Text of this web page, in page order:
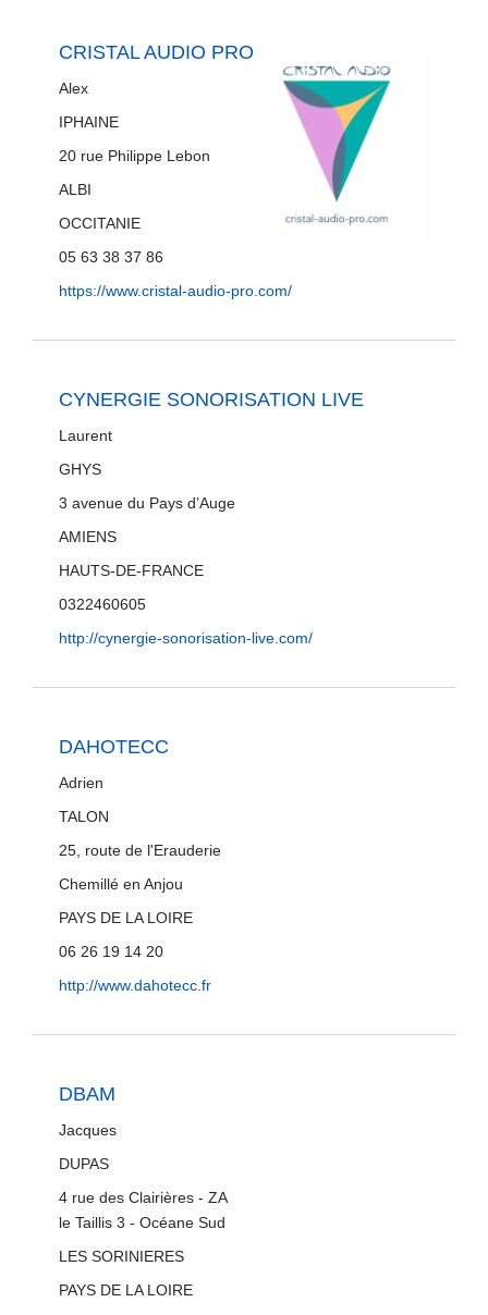
CRISTAL AUDIO PRO
Alex
IPHAINE
20 rue Philippe Lebon
ALBI
OCCITANIE
05 63 38 37 86
https://www.cristal-audio-pro.com/
CYNERGIE SONORISATION LIVE
Laurent
GHYS
3 avenue du Pays d’Auge
AMIENS
HAUTS-DE-FRANCE
0322460605
http://cynergie-sonorisation-live.com/
DAHOTECC
Adrien
TALON
25, route de l'Erauderie
Chemillé en Anjou
PAYS DE LA LOIRE
06 26 19 14 20
http://www.dahotecc.fr
DBAM
Jacques
DUPAS
4 rue des Clairières - ZA
le Taillis 3 - Océane Sud
LES SORINIERES
PAYS DE LA LOIRE